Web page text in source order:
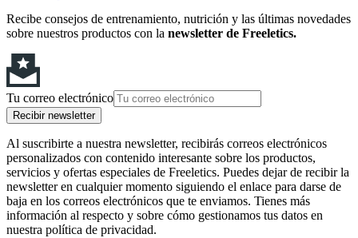
Recibe consejos de entrenamiento, nutrición y las últimas novedades
sobre nuestros productos con la newsletter de Freeletics.
Tu correo electrónico
Recibir newsletter
Al suscribirte a nuestra newsletter, recibirás correos electrónicos
personalizados con contenido interesante sobre los productos,
servicios y ofertas especiales de Freeletics. Puedes dejar de recibir la
newsletter en cualquier momento siguiendo el enlace para darse de
baja en los correos electrónicos que te enviamos. Tienes más
información al respecto y sobre cómo gestionamos tus datos en
nuestra política de privacidad.